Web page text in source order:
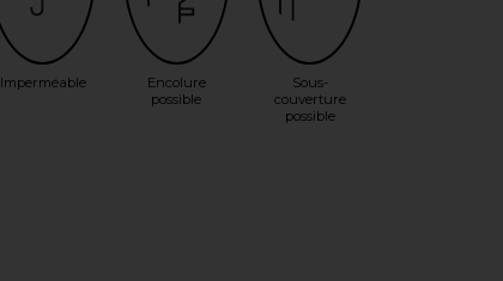
Imperméable
Encolure
possible
Sous-
couverture
possible